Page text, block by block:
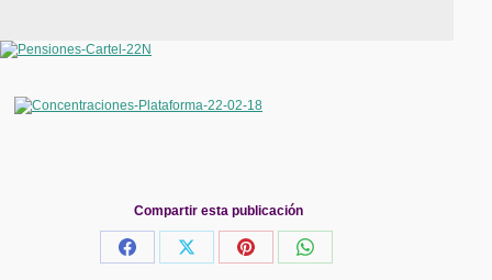
Compartir esta publicación
Share
Share
Share
Share